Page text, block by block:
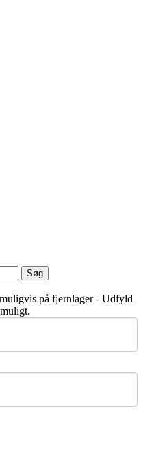
Søg
på fjernlager - Udfyld